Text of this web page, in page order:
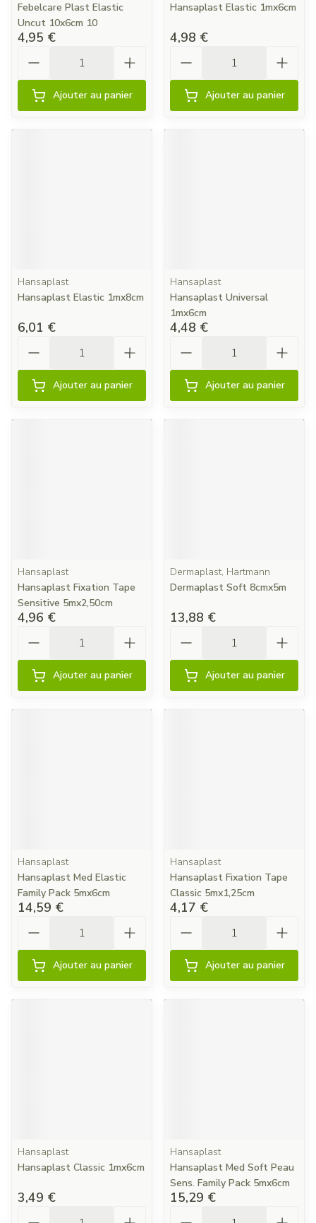
Febelcare Plast Elastic
Uncut 10x6cm 10
4,95 €
Ajouter au panier
Hansaplast Elastic 1mx6cm
4,98 €
Ajouter au panier
Hansaplast
Hansaplast Elastic 1mx8cm
6,01 €
Ajouter au panier
Hansaplast
Hansaplast Universal
1mx6cm
4,48 €
Ajouter au panier
Hansaplast
Hansaplast Fixation Tape
Sensitive 5mx2,50cm
4,96 €
Ajouter au panier
Dermaplast, Hartmann
Dermaplast Soft 8cmx5m
13,88 €
Ajouter au panier
Hansaplast
Hansaplast Med Elastic
Family Pack 5mx6cm
14,59 €
Ajouter au panier
Hansaplast
Hansaplast Fixation Tape
Classic 5mx1,25cm
4,17 €
Ajouter au panier
Hansaplast
Hansaplast Classic 1mx6cm
3,49 €
Hansaplast
Hansaplast Med Soft Peau
Sens. Family Pack 5mx6cm
15,29 €